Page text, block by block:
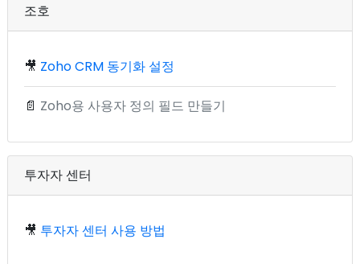
조호
🎥 Zoho CRM 동기화 설정
📄 Zoho용 사용자 정의 필드 만들기
투자자 센터
🎥 투자자 센터 사용 방법